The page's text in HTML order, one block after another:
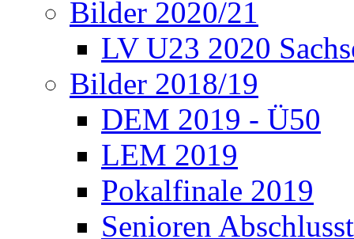
Bilder 2020/21
LV U23 2020
Bilder 2018/19
DEM 2019 - Ü50
LEM 2019
Pokalfinale 2019
Senioren